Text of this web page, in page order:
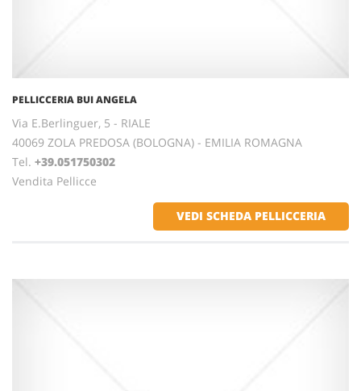
PELLICCERIA BUI ANGELA
Via E.Berlinguer, 5 - RIALE
40069 ZOLA PREDOSA (BOLOGNA) - EMILIA ROMAGNA
Tel. +39.051750302
Vendita Pellicce
VEDI SCHEDA PELLICCERIA